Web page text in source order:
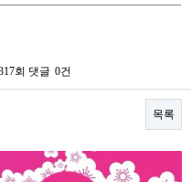
회 댓글 0건
목록